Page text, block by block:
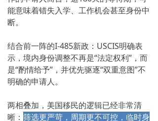
能意味着错失入学、工作机会甚至身份中
断。
结合前一阵的I-485新政：USCIS明确表
示，境内身份调整不再是“法定权利”，而
是“酌情给予”，并优先驱逐“双重意图”不
明确的申请人。
两相叠加，美国移民的逻辑已经非常清
晰： 筛选更严苛，周期更不可控，临时身